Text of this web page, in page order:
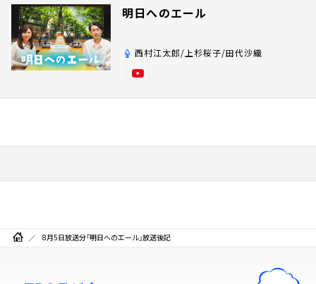
明日へのエール
西村江太郎/上杉桜子/田代沙織
8月5日放送分「明日へのエール」放送後記